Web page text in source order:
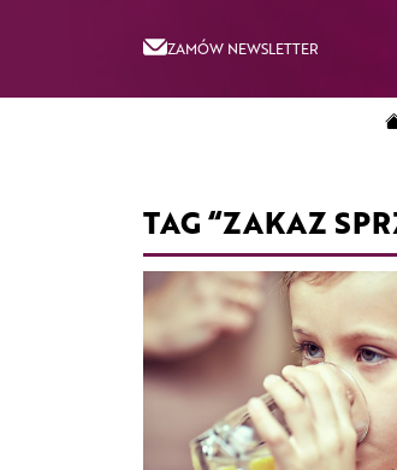
ZAMÓW NEWSLETTER
TAG “ZAKAZ